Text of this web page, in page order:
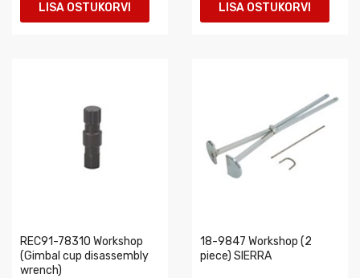
LISA OSTUKORVI LISA OSTUKORVI
REC91-78310 Workshop
(Gimbal cup disassembly
wrench)
18-9847 Workshop (2
piece) SIERRA